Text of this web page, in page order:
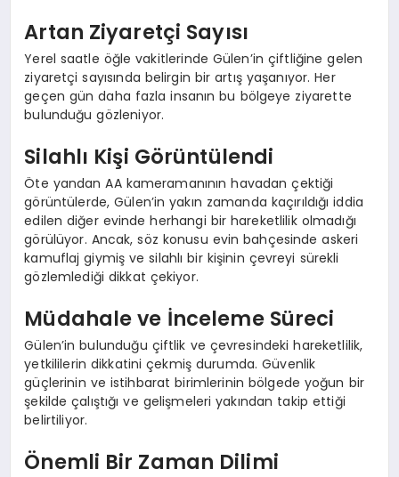
Artan Ziyaretçi Sayısı
Yerel saatle öğle vakitlerinde Gülen’in çiftliğine gelen
ziyaretçi sayısında belirgin bir artış yaşanıyor. Her
geçen gün daha fazla insanın bu bölgeye ziyarette
bulunduğu gözleniyor.
Silahlı Kişi Görüntülendi
Öte yandan AA kameramanının havadan çektiği
görüntülerde, Gülen’in yakın zamanda kaçırıldığı iddia
edilen diğer evinde herhangi bir hareketlilik olmadığı
görülüyor. Ancak, söz konusu evin bahçesinde askeri
kamuflaj giymiş ve silahlı bir kişinin çevreyi sürekli
gözlemlediği dikkat çekiyor.
Müdahale ve İnceleme Süreci
Gülen’in bulunduğu çiftlik ve çevresindeki hareketlilik,
yetkililerin dikkatini çekmiş durumda. Güvenlik
güçlerinin ve istihbarat birimlerinin bölgede yoğun bir
şekilde çalıştığı ve gelişmeleri yakından takip ettiği
belirtiliyor.
Önemli Bir Zaman Dilimi